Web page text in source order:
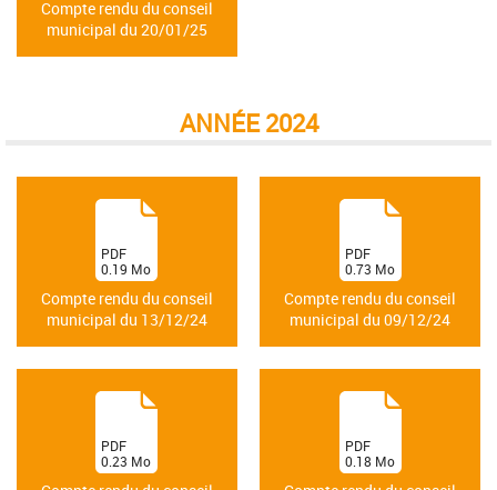
Compte rendu du conseil
municipal du 20/01/25
ANNÉE 2024
Compte rendu du conseil
municipal du 13/12/24
(PDF
0.19 Mo
)
Compte rendu du conseil
municipal du 09/12/24
(PDF
0.73 Mo
)
(PDF
0.23 Mo
)
(PDF
0.18 Mo
)